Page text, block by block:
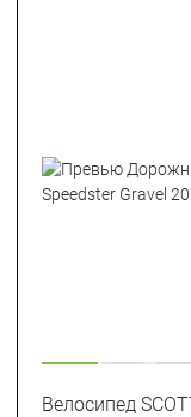
Велосипед